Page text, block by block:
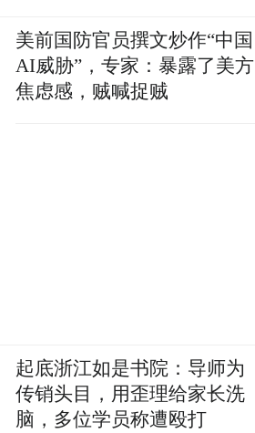
美前国防官员撰文炒作“中国
AI威胁”，专家：暴露了美方
焦虑感，贼喊捉贼
起底浙江如是书院：导师为
传销头目，用歪理给家长洗
脑，多位学员称遭殴打